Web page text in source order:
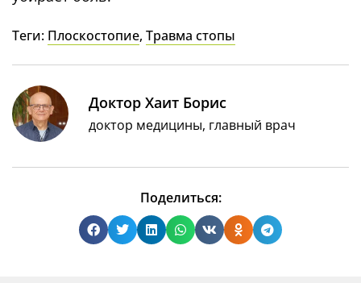
Теги: Плоскостопие, Травма стопы
Доктор Хаит Борис
доктор медицины, главный врач
Поделиться: